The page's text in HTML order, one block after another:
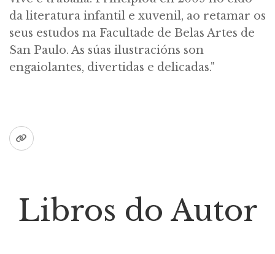
da literatura infantil e xuvenil, ao retamar os
seus estudos na Facultade de Belas Artes de
San Paulo. As súas ilustracións son
engaiolantes, divertidas e delicadas."
Libros do Autor